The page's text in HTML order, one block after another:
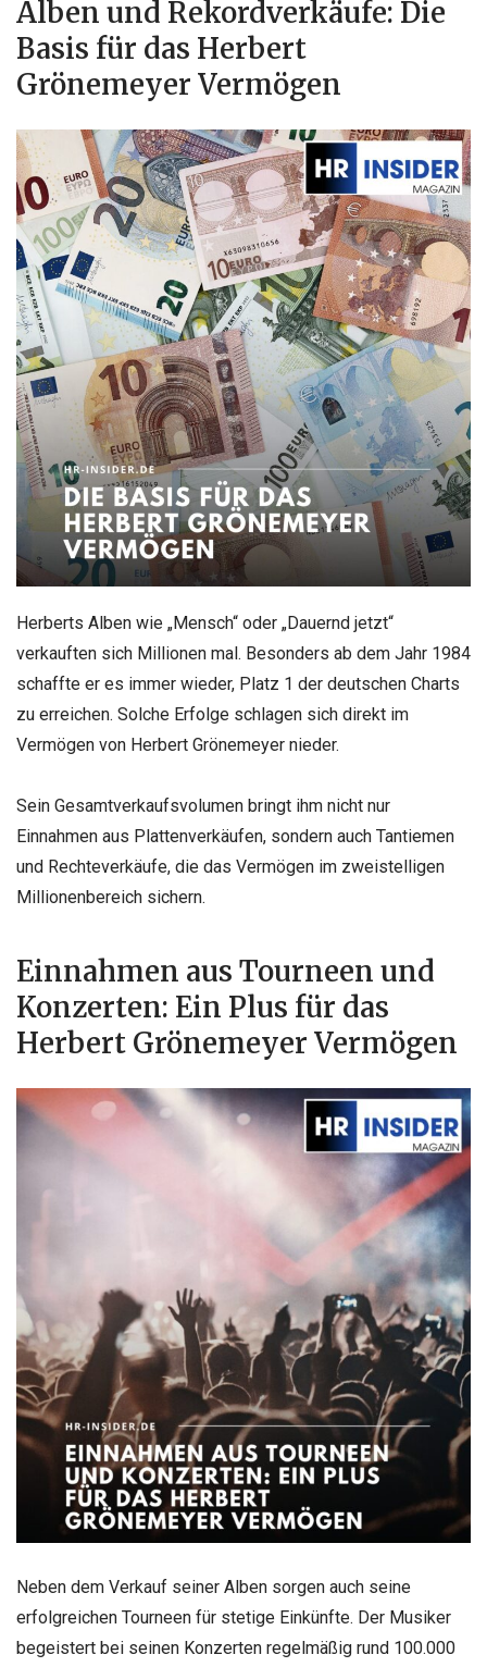
Alben und Rekordverkäufe: Die
Basis für das Herbert
Grönemeyer Vermögen
Herberts Alben wie „Mensch“ oder „Dauernd jetzt“
verkauften sich Millionen mal. Besonders ab dem Jahr 1984
schaffte er es immer wieder, Platz 1 der deutschen Charts
zu erreichen. Solche Erfolge schlagen sich direkt im
Vermögen von Herbert Grönemeyer nieder.
Sein Gesamtverkaufsvolumen bringt ihm nicht nur
Einnahmen aus Plattenverkäufen, sondern auch Tantiemen
und Rechteverkäufe, die das Vermögen im zweistelligen
Millionenbereich sichern.
Einnahmen aus Tourneen und
Konzerten: Ein Plus für das
Herbert Grönemeyer Vermögen
Neben dem Verkauf seiner Alben sorgen auch seine
erfolgreichen Tourneen für stetige Einkünfte. Der Musiker
begeistert bei seinen Konzerten regelmäßig rund 100.000